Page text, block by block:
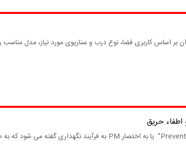
اساس کاربری فضا، نوع درب و سناریوی مورد نیاز، مدل مناسب
حریق